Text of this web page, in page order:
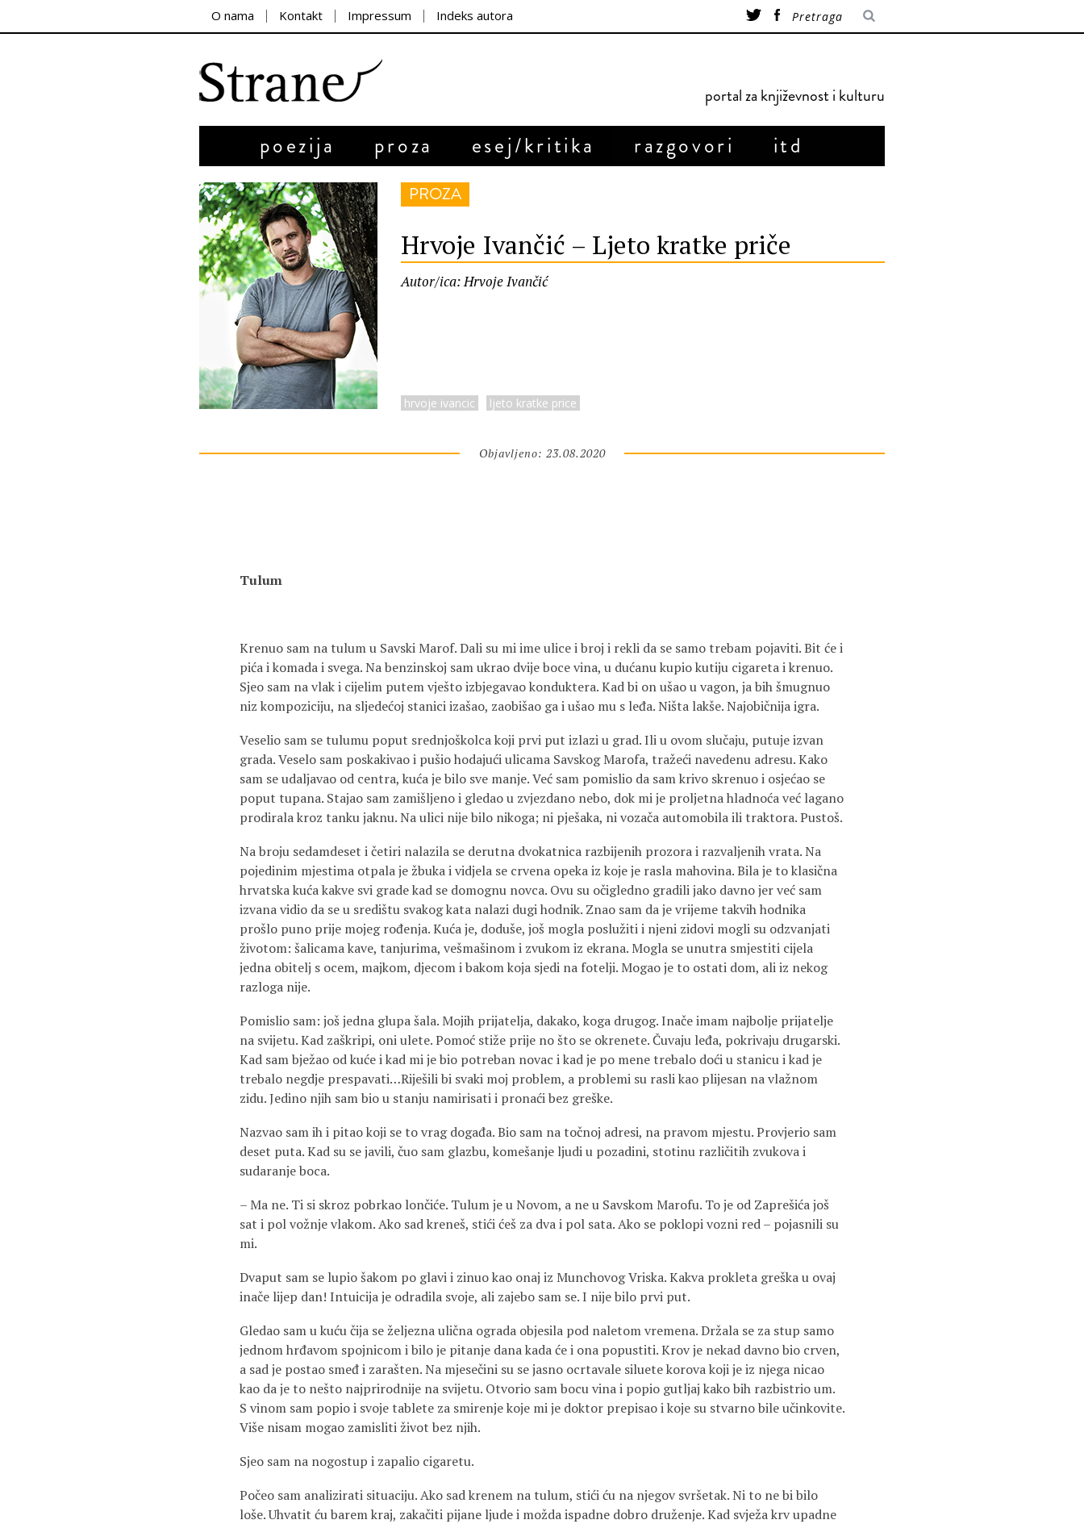
O nama Kontakt Impressum Indeks autora
portal za književnost i kulturu
poezija proza esej/kritika razgovori itd
PROZA
Hrvoje Ivančić – Ljeto kratke priče
Autor/ica: Hrvoje Ivančić
hrvoje ivancic ljeto kratke price
Objavljeno: 23.08.2020
Tulum
Krenuo sam na tulum u Savski Marof. Dali su mi ime ulice i broj i rekli da se samo trebam pojaviti. Bit će i
pića i komada i svega. Na benzinskoj sam ukrao dvije boce vina, u dućanu kupio kutiju cigareta i krenuo.
Sjeo sam na vlak i cijelim putem vješto izbjegavao konduktera. Kad bi on ušao u vagon, ja bih šmugnuo
niz kompoziciju, na sljedećoj stanici izašao, zaobišao ga i ušao mu s leđa. Ništa lakše. Najobičnija igra.
Veselio sam se tulumu poput srednjoškolca koji prvi put izlazi u grad. Ili u ovom slučaju, putuje izvan
grada. Veselo sam poskakivao i pušio hodajući ulicama Savskog Marofa, tražeći navedenu adresu. Kako
sam se udaljavao od centra, kuća je bilo sve manje. Već sam pomislio da sam krivo skrenuo i osjećao se
poput tupana. Stajao sam zamišljeno i gledao u zvjezdano nebo, dok mi je proljetna hladnoća već lagano
prodirala kroz tanku jaknu. Na ulici nije bilo nikoga; ni pješaka, ni vozača automobila ili traktora. Pustoš.
Na broju sedamdeset i četiri nalazila se derutna dvokatnica razbijenih prozora i razvaljenih vrata. Na
pojedinim mjestima otpala je žbuka i vidjela se crvena opeka iz koje je rasla mahovina. Bila je to klasična
hrvatska kuća kakve svi grade kad se domognu novca. Ovu su očigledno gradili jako davno jer već sam
izvana vidio da se u središtu svakog kata nalazi dugi hodnik. Znao sam da je vrijeme takvih hodnika
prošlo puno prije mojeg rođenja. Kuća je, doduše, još mogla poslužiti i njeni zidovi mogli su odzvanjati
životom: šalicama kave, tanjurima, vešmašinom i zvukom iz ekrana. Mogla se unutra smjestiti cijela
jedna obitelj s ocem, majkom, djecom i bakom koja sjedi na fotelji. Mogao je to ostati dom, ali iz nekog
razloga nije.
Pomislio sam: još jedna glupa šala. Mojih prijatelja, dakako, koga drugog. Inače imam najbolje prijatelje
na svijetu. Kad zaškripi, oni ulete. Pomoć stiže prije no što se okrenete. Čuvaju leđa, pokrivaju drugarski.
Kad sam bježao od kuće i kad mi je bio potreban novac i kad je po mene trebalo doći u stanicu i kad je
trebalo negdje prespavati…Riješili bi svaki moj problem, a problemi su rasli kao plijesan na vlažnom
zidu. Jedino njih sam bio u stanju namirisati i pronaći bez greške.
Nazvao sam ih i pitao koji se to vrag događa. Bio sam na točnoj adresi, na pravom mjestu. Provjerio sam
deset puta. Kad su se javili, čuo sam glazbu, komešanje ljudi u pozadini, stotinu različitih zvukova i
sudaranje boca.
– Ma ne. Ti si skroz pobrkao lončiće. Tulum je u Novom, a ne u Savskom Marofu. To je od Zaprešića još
sat i pol vožnje vlakom. Ako sad kreneš, stići ćeš za dva i pol sata. Ako se poklopi vozni red – pojasnili su
mi.
Dvaput sam se lupio šakom po glavi i zinuo kao onaj iz Munchovog Vriska. Kakva prokleta greška u ovaj
inače lijep dan! Intuicija je odradila svoje, ali zajebo sam se. I nije bilo prvi put.
Gledao sam u kuću čija se željezna ulična ograda objesila pod naletom vremena. Držala se za stup samo
jednom hrđavom spojnicom i bilo je pitanje dana kada će i ona popustiti. Krov je nekad davno bio crven,
a sad je postao smeđ i zarašten. Na mjesečini su se jasno ocrtavale siluete korova koji je iz njega nicao
kao da je to nešto najprirodnije na svijetu. Otvorio sam bocu vina i popio gutljaj kako bih razbistrio um.
S vinom sam popio i svoje tablete za smirenje koje mi je doktor prepisao i koje su stvarno bile učinkovite.
Više nisam mogao zamisliti život bez njih.
Sjeo sam na nogostup i zapalio cigaretu.
Počeo sam analizirati situaciju. Ako sad krenem na tulum, stići ću na njegov svršetak. Ni to ne bi bilo
loše. Uhvatit ću barem kraj, zakačiti pijane ljude i možda ispadne dobro druženje. Kad svježa krv upadne